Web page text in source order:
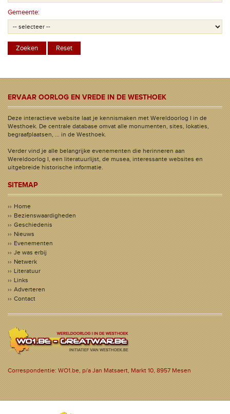
Gemeente:
ERVAAR OORLOG EN VREDE IN DE WESTHOEK
Deze interactieve website laat je kennismaken met Wereldoorlog I in de
Westhoek. De centrale database omvat alle monumenten, sites, lokaties,
begraafplaatsen, ... in de Westhoek.
Verder vind je alle belangrijke evenementen die herinneren aan
Wereldoorlog I, een literatuurlijst, de musea, interessante websites en
uitgebreide historische informatie.
SITEMAP
Home
Bezienswaardigheden
Geschiedenis
Nieuws
Evenementen
Je was erbij
Netwerk
Literatuur
Links
Adverteren
Contact
Correspondentie: WO1.be, p/a Jan Matsaert, Markt 10, 8957 Mesen